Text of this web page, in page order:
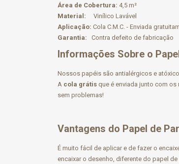
Área de Cobertura: 4,5 m²
Material: Vinílico Lavável
Aplicação: Cola C.M.C. - Enviada
Garantia: Contra defeito de fabricação
Informações Sobre o
Nossos papéis são antialérgicos e
A cola grátis que é enviada junto com os
sem problemas!
Vantagens do Papel de
É muito fácil de aplicar e de fazer o
encaixar o desenho, diferente do papel